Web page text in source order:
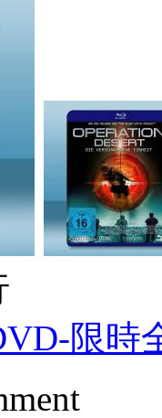
限時